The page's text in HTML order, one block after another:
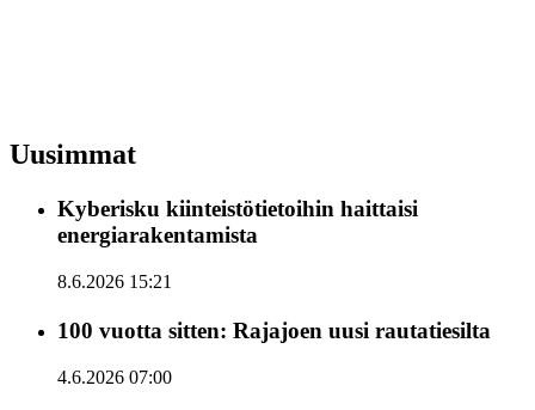
Uusimmat
Kyberisku kiinteistötietoihin haittaisi
energiarakentamista
8.6.2026 15:21
100 vuotta sitten: Rajajoen uusi rautatiesilta
4.6.2026 07:00